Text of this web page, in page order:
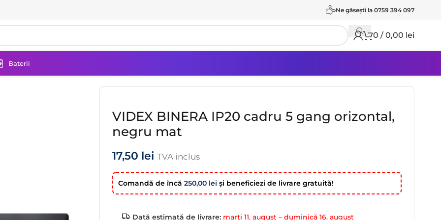
Ne găseşti la 0759 394 097
0 / 0,00 lei
Baterii
VIDEX BINERA IP20 cadru 5 gang orizontal,
negru mat
17,50 lei TVA inclus
Comandă de încă 250,00 lei şi beneficiezi de livrare gratuită!
Dată estimată de livrare: marți 11. august – duminică 16. august